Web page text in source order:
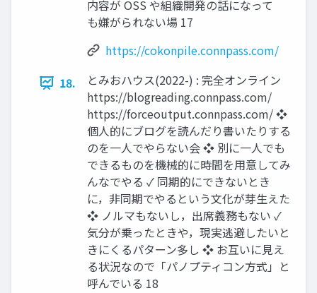
内容が OSS や組織開発の話になって
も嫌がられない場 17
https://cokonpile.connpass.com/
18.
とみおハウス(2022-) : 完全オンライン
https://blogreading.connpass.com/
https://forceoutput.connpass.com/ ❖
個人的にブログを読んだり書いたりする
のを一人でやらない会 ❖ 別に一人でも
できるものを機械的に時間を用意してみ
んなでやる ✓ 同期的にできないとき
に，非同期でやるという文化が芽生えた
❖ ノルマもないし，出席義務もない ✓
気分が乗ったときや，現実逃避したいと
きにくるパターン多し ❖ お互いに見え
る状況なので「パノプティコン方式」と
呼んでいる 18